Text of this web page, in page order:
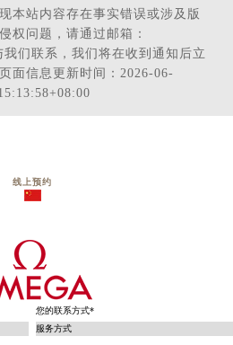
本站内容存在事实错误或涉及版
权问题，请通过邮箱：
我们联系，我们将在收到通知后立
面信息更新时间：2026-06-
线上预约